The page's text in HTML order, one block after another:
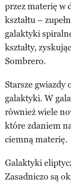
przez materię w
kształtu –
galaktyki
kształty,
Sombrero.
Starsze gwiazdy
galaktyki. W
również wiele
które zdaniem
ciemną materię.
Galaktyki
Zasadniczo są